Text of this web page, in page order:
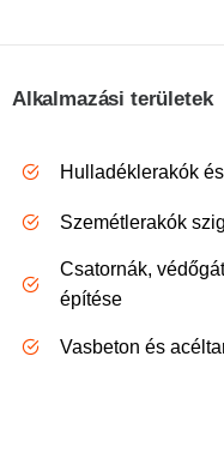
Alkalmazási területek
Hulladéklerakók
Szemétlerakók
Csatornák,
építése
Vasbeton és